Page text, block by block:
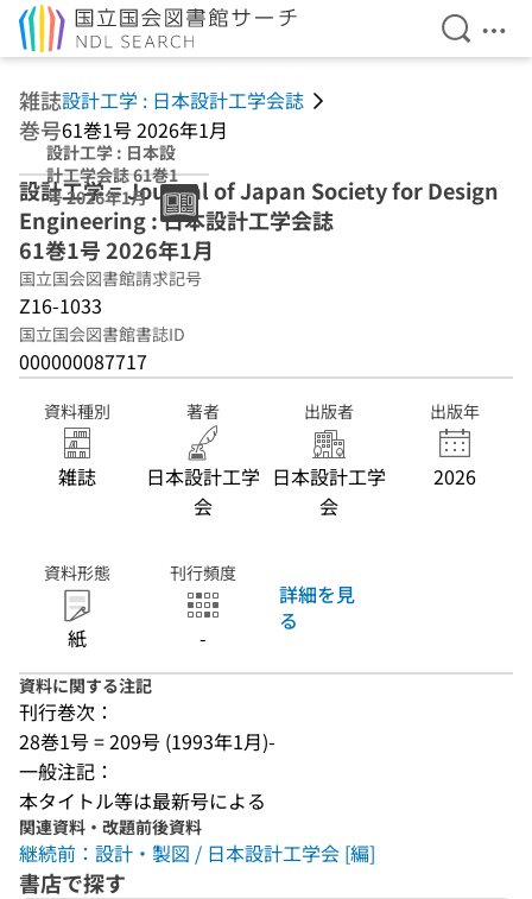
検索を
メ
雑誌設計工学 : 日本設計工学会誌
巻号61巻1号 2026年1月
設計工学 : 日本設
計工学会誌 61巻1
号 2026年1月
設計工学 = Journal of Japan Society for Design
Engineering : 日本設計工学会誌
61巻1号 2026年1月
国立国会図書館請求記号
Z16-1033
国立国会図書館書誌ID
000000087717
資料種別
雑誌
著者
日本設計工学
会
出版者
日本設計工学
会
出版年
2026
資料形態
紙
刊行頻度
-
詳細を見
る
資料に関する注記
刊行巻次：
28巻1号 = 209号 (1993年1月)-
一般注記：
本タイトル等は最新号による
関連資料・改題前後資料
継続前：設計・製図 / 日本設計工学会 [編]
書店で探す